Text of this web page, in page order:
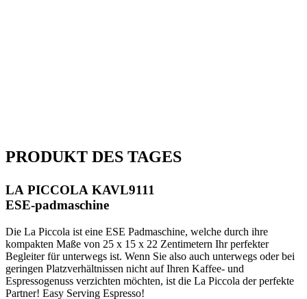
PRODUKT DES TAGES
LA PICCOLA KAVL9111
ESE-padmaschine
Die La Piccola ist eine ESE Padmaschine, welche durch ihre
kompakten Maße von 25 x 15 x 22 Zentimetern Ihr perfekter
Begleiter für unterwegs ist. Wenn Sie also auch unterwegs oder bei
geringen Platzverhältnissen nicht auf Ihren Kaffee- und
Espressogenuss verzichten möchten, ist die La Piccola der perfekte
Partner! Easy Serving Espresso!